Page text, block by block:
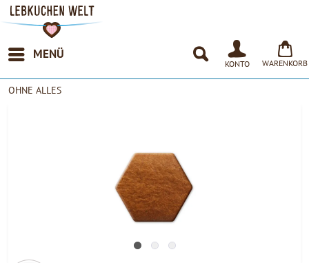
MENÜ
KONTO WARENKORB
OHNE ALLES